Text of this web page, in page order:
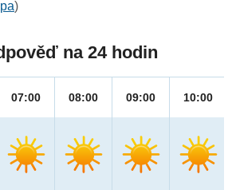
)
na 24 hodin
07:00 08:00 09:00 10:00